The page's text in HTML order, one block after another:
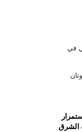
في
الشرق